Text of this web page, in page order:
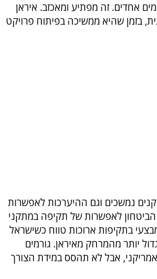
אחדים. זה מפתיע ומאכזב. איראן
בזמן שהיא ממשיכה בפיתוח פרויקט
נמשכים וגם ההיערכות לאפשרות
לאפשרות של תקיפה במתקני
בתקיפות ארוכות טווח כשישראל
ישראל - גדול יותר מהמרחק מאיראן. גורמים
אבל לא תהסס במידת הצורך